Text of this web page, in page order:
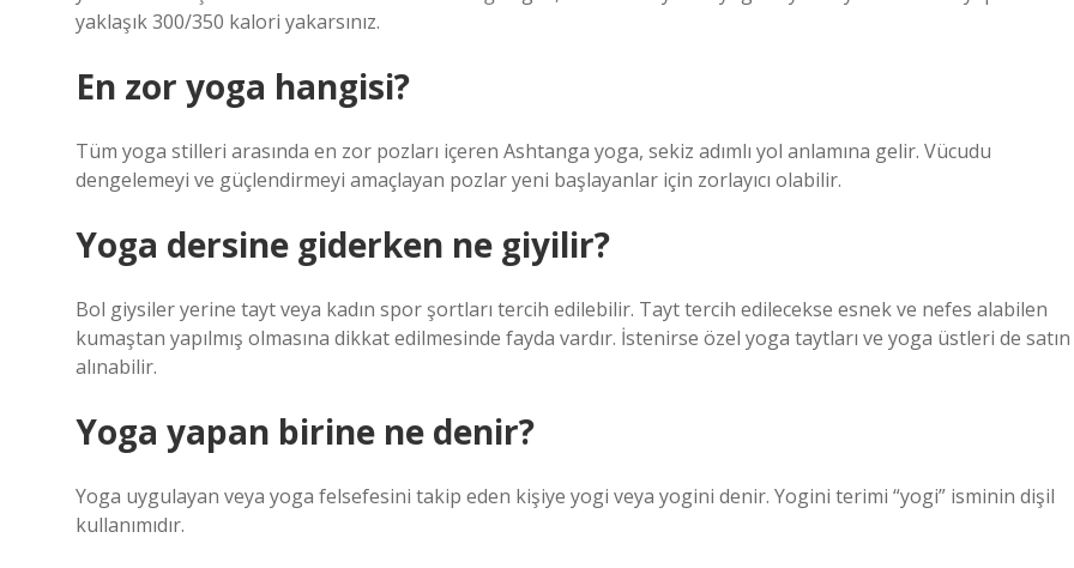
yaklaşık 300/350 kalori yakarsınız.
En zor yoga hangisi?
Tüm yoga stilleri arasında en zor pozları içeren Ashtanga yoga, sekiz adımlı yol anlamına gelir. Vücudu
dengelemeyi ve güçlendirmeyi amaçlayan pozlar yeni başlayanlar için zorlayıcı olabilir.
Yoga dersine giderken ne giyilir?
Bol giysiler yerine tayt veya kadın spor şortları tercih edilebilir. Tayt tercih edilecekse esnek ve nefes alabilen
kumaştan yapılmış olmasına dikkat edilmesinde fayda vardır. İstenirse özel yoga taytları ve yoga üstleri de satın
alınabilir.
Yoga yapan birine ne denir?
Yoga uygulayan veya yoga felsefesini takip eden kişiye yogi veya yogini denir. Yogini terimi “yogi” isminin dişil
kullanımıdır.